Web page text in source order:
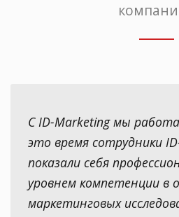
С ID-Marketing мы
это время сотрудники
показали себя
уровнем компетенции в
маркетинговых